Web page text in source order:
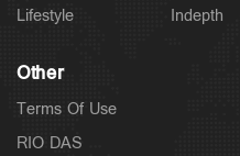
Lifestyle
Indepth
Other
Terms Of Use
RIO DAS